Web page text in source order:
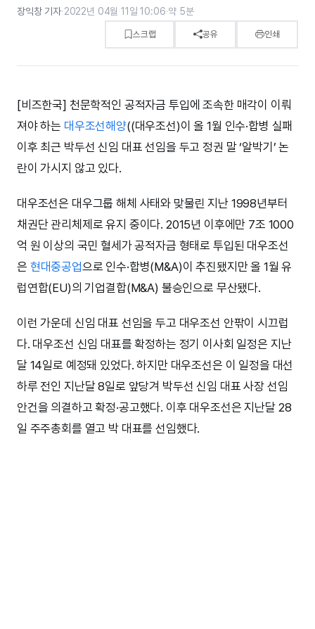
장익창 기자·2022년 04월 11일 10:06·약 5분
스크랩 공유 인쇄
[비즈한국] 천문학적인 공적자금 투입에 조속한 매각이 이뤄
져야 하는 대우조선해양((대우조선)이 올 1월 인수·합병 실패
이후 최근 박두선 신임 대표 선임을 두고 정권 말 ‘알박기’ 논
란이 가시지 않고 있다.
대우조선은 대우그룹 해체 사태와 맞물린 지난 1998년부터
채권단 관리체제로 유지 중이다. 2015년 이후에만 7조 1000
억 원 이상의 국민 혈세가 공적자금 형태로 투입된 대우조선
은 현대중공업으로 인수·합병(M&A)이 추진됐지만 올 1월 유
럽연합(EU)의 기업결합(M&A) 불승인으로 무산됐다.
이런 가운데 신임 대표 선임을 두고 대우조선 안팎이 시끄럽
다. 대우조선 신임 대표를 확정하는 정기 이사회 일정은 지난
달 14일로 예정돼 있었다. 하지만 대우조선은 이 일정을 대선
하루 전인 지난달 8일로 앞당겨 박두선 신임 대표 사장 선임
안건을 의결하고 확정·공고했다. 이후 대우조선은 지난달 28
일 주주총회를 열고 박 대표를 선임했다.